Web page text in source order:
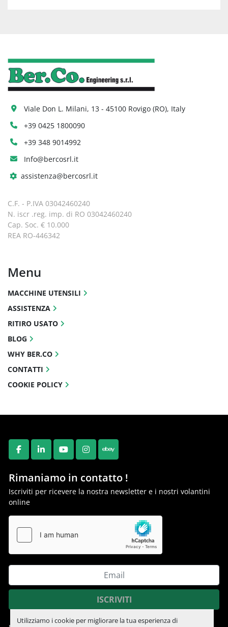
Utilizziamo i cookie per migliorare la tua esperienza di
FACEBOOK
LINKEDINYOUTUBEINSTAGRAM
EBAY
Rimaniamo in contatto !
Iscriviti per ricevere la nostra newsletter e i nostri volantini
online
ISCRIVITI
Viale Don L. Milani, 13 - 45100 Rovigo (RO), Italy
+39 0425 1800090
+39 348 9014992
Info@bercosrl.it
assistenza@bercosrl.it
C.F. - P.IVA 03042460240
N. iscr .reg. imp. di RO 03042460240
Cap. Soc. € 10.000
REA RO-446342
Menu
MACCHINE UTENSILI
ASSISTENZA
RITIRO USATO
BLOG
WHY BER.CO
CONTATTI
COOKIE POLICY